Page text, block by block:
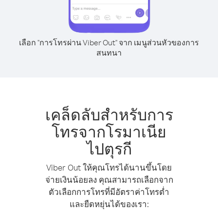
เลือก "การโทรผ่าน Viber Out" จาก เมนูส่วนหัวของการ
สนทนา
เคล็ดลับสำหรับการ
โทรจากโรมาเนีย
ไปตุรกี
Viber Out ให้คุณโทรได้นานขึ้นโดย
จ่ายเงินน้อยลง คุณสามารถเลือกจาก
ตัวเลือกการโทรที่มีอัตราค่าโทรต่ำ
และยืดหยุ่นได้ของเรา: